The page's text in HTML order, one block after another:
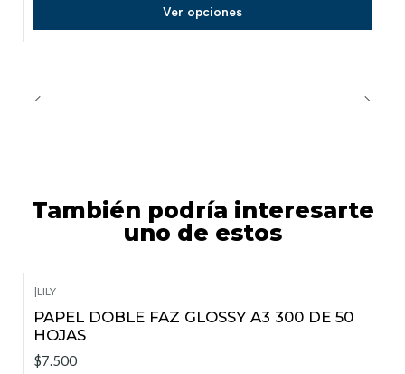
Ver opciones
También podría interesarte
uno de estos
|LILY
PAPEL DOBLE FAZ GLOSSY A3 300 DE 50
HOJAS
$7.500